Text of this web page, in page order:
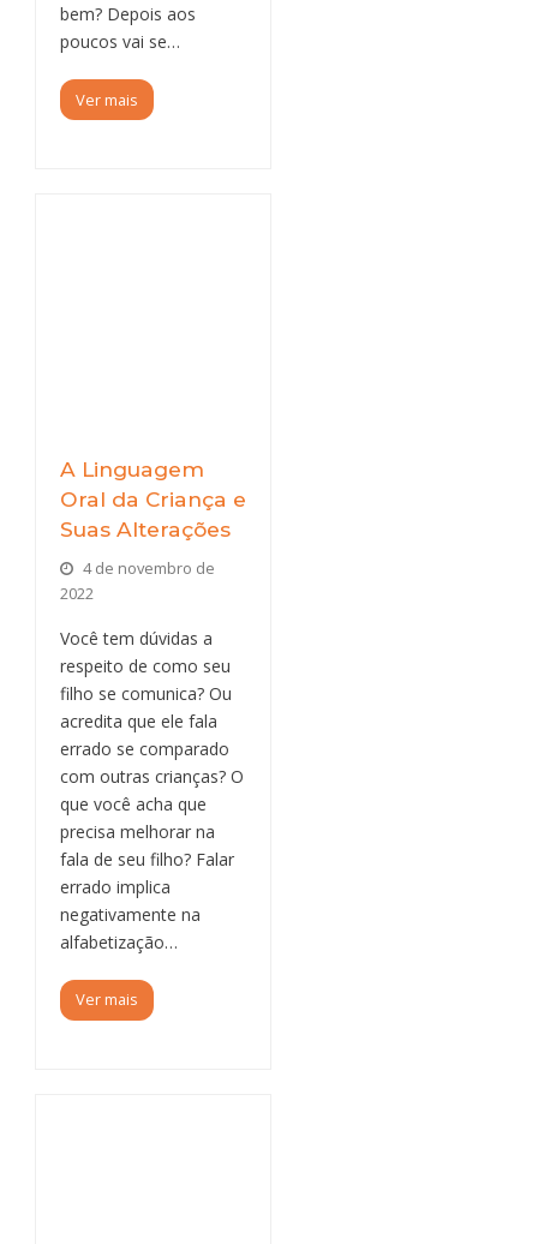
bem? Depois aos
poucos vai se…
Ver mais
A Linguagem
Oral da Criança e
Suas Alterações
4 de novembro de
2022
Você tem dúvidas a
respeito de como seu
filho se comunica? Ou
acredita que ele fala
errado se comparado
com outras crianças? O
que você acha que
precisa melhorar na
fala de seu filho? Falar
errado implica
negativamente na
alfabetização…
Ver mais